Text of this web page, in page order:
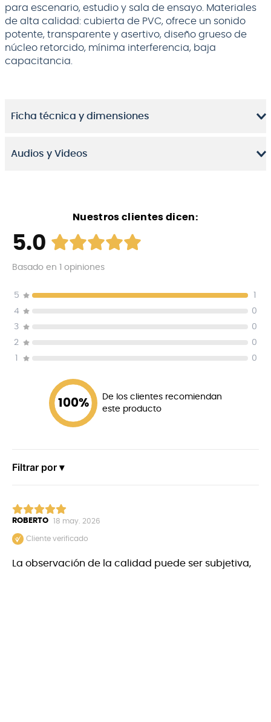
para escenario, estudio y sala de ensayo. Materiales
de alta calidad: cubierta de PVC, ofrece un sonido
potente, transparente y asertivo, diseño grueso de
núcleo retorcido, mínima interferencia, baja
capacitancia.
Ficha técnica y dimensiones
Audios y Videos
Nuestros clientes dicen:
5.0
Basado en opiniones
5
4
0
3
0
2
0
0
100%
De los clientes recomiendan
este producto
Filtrar por ▾
ROBERTO 18 may. 2026
Cliente verificado
La observación de la calidad puede ser subjetiva,